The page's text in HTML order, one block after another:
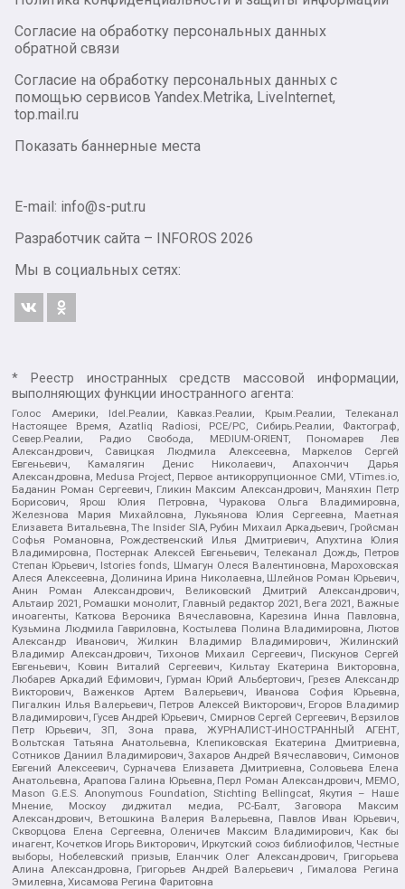
Согласие на обработку персональных данных
обратной связи
Согласие на обработку персональных данных с
помощью сервисов Yandex.Metrika, LiveInternet,
top.mail.ru
Показать баннерные места
E-mail: info@s-put.ru
Разработчик сайта –
INFOROS 2026
Мы в социальных сетях:
* Реестр иностранных средств массовой информации,
выполняющих функции иностранного агента:
Голос Америки, Idel.Реалии, Кавказ.Реалии, Крым.Реалии, Телеканал
Настоящее Время, Azatliq Radiosi, PCE/PC, Сибирь.Реалии, Фактограф,
Север.Реалии, Радио Свобода, MEDIUM-ORIENT, Пономарев Лев
Александрович, Савицкая Людмила Алексеевна, Маркелов Сергей
Евгеньевич, Камалягин Денис Николаевич, Апахончич Дарья
Александровна, Medusa Project, Первое антикоррупционное СМИ, VTimes.io,
Баданин Роман Сергеевич, Гликин Максим Александрович, Маняхин Петр
Борисович, Ярош Юлия Петровна, Чуракова Ольга Владимировна,
Железнова Мария Михайловна, Лукьянова Юлия Сергеевна, Маетная
Елизавета Витальевна, The Insider SIA, Рубин Михаил Аркадьевич, Гройсман
Софья Романовна, Рождественский Илья Дмитриевич, Апухтина Юлия
Владимировна, Постернак Алексей Евгеньевич, Телеканал Дождь, Петров
Степан Юрьевич, Istories fonds, Шмагун Олеся Валентиновна, Мароховская
Алеся Алексеевна, Долинина Ирина Николаевна, Шлейнов Роман Юрьевич,
Анин Роман Александрович, Великовский Дмитрий Александрович,
Альтаир 2021, Ромашки монолит, Главный редактор 2021, Вега 2021, Важные
иноагенты, Каткова Вероника Вячеславовна, Карезина Инна Павловна,
Кузьмина Людмила Гавриловна, Костылева Полина Владимировна, Лютов
Александр Иванович, Жилкин Владимир Владимирович, Жилинский
Владимир Александрович, Тихонов Михаил Сергеевич, Пискунов Сергей
Евгеньевич, Ковин Виталий Сергеевич, Кильтау Екатерина Викторовна,
Любарев Аркадий Ефимович, Гурман Юрий Альбертович, Грезев Александр
Викторович, Важенков Артем Валерьевич, Иванова София Юрьевна,
Пигалкин Илья Валерьевич, Петров Алексей Викторович, Егоров Владимир
Владимирович, Гусев Андрей Юрьевич, Смирнов Сергей Сергеевич, Верзилов
Петр Юрьевич, ЗП, Зона права, ЖУРНАЛИСТ-ИНОСТРАННЫЙ АГЕНТ,
Вольтская Татьяна Анатольевна, Клепиковская Екатерина Дмитриевна,
Сотников Даниил Владимирович, Захаров Андрей Вячеславович, Симонов
Евгений Алексеевич, Сурначева Елизавета Дмитриевна, Соловьева Елена
Анатольевна, Арапова Галина Юрьевна, Перл Роман Александрович, МЕМО,
Mason G.E.S. Anonymous Foundation, Stichting Bellingcat, Якутия – Наше
Мнение, Москоу диджитал медиа, РС-Балт, Заговора Максим
Александрович, Ветошкина Валерия Валерьевна, Павлов Иван Юрьевич,
Скворцова Елена Сергеевна, Оленичев Максим Владимирович, Как бы
инагент, Кочетков Игорь Викторович, Иркутский союз библиофилов, Честные
выборы, Нобелевский призыв, Еланчик Олег Александрович, Григорьева
Алина Александровна, Григорьев Андрей Валерьевич , Гималова Регина
Эмилевна, Хисамова Регина Фаритовна